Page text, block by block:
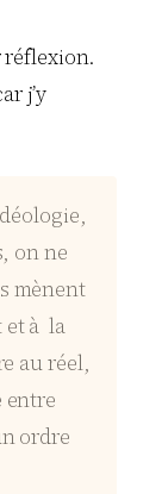
réflexion.
j’y
on ne
mènent
et à la
au réel,
entre
ordre